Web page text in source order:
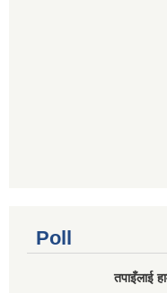
Poll
तपाइँलाई